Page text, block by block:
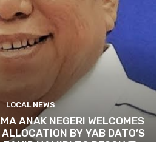
LOCAL NEWS
ANAK NEGERI WELCOMES
BY YAB DATO’S